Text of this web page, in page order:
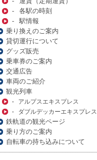
- 各駅の時刻
- 駅情報
乗り換えのご案内
貸切運行について
グッズ販売
乗車券のご案内
交通広告
車両のご紹介
観光列車
- アルプスエキスプレス
- ダブルデッカーエキスプレス
鉄軌道の観光ページ
乗り方のご案内
自転車の持ち込みについて